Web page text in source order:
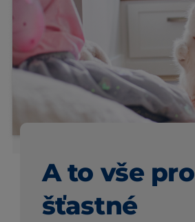
A to vše pro
šťastné